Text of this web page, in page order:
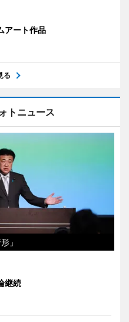
アート作品
る
トニュース
」
継続